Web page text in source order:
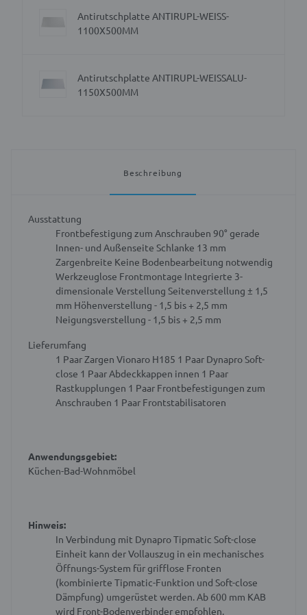
Antirutschplatte ANTIRUPL-WEISS-
1100X500MM
Antirutschplatte ANTIRUPL-WEISSALU-
1150X500MM
Beschreibung
Ausstattung
Frontbefestigung zum Anschrauben 90° gerade
Innen- und Außenseite Schlanke 13 mm
Zargenbreite Keine Bodenbearbeitung notwendig
Werkzeuglose Frontmontage Integrierte 3-
dimensionale Verstellung Seitenverstellung ± 1,5
mm Höhenverstellung - 1,5 bis + 2,5 mm
Neigungsverstellung - 1,5 bis + 2,5 mm
Lieferumfang
1 Paar Zargen Vionaro H185 1 Paar Dynapro Soft-
close 1 Paar Abdeckkappen innen 1 Paar
Rastkupplungen 1 Paar Frontbefestigungen zum
Anschrauben 1 Paar Frontstabilisatoren
Anwendungsgebiet:
Küchen-Bad-Wohnmöbel
Hinweis:
In Verbindung mit Dynapro Tipmatic Soft-close
Einheit kann der Vollauszug in ein mechanisches
Öffnungs-System für grifflose Fronten
(kombinierte Tipmatic-Funktion und Soft-close
Dämpfung) umgerüstet werden.Ab 600 mm KAB
wird Front-Bodenverbinder empfohlen.